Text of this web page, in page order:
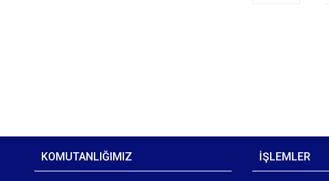
KOMUTANLIĞIMIZ İŞLEMLER